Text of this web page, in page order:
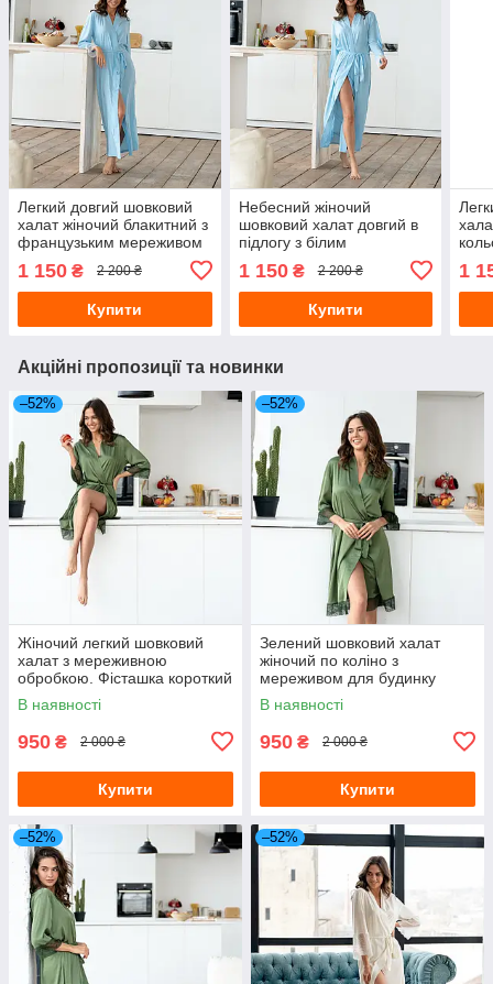
Легкий довгий шовковий
халат жіночий блакитний з
французьким мереживом
1 150 ₴ 2 200 ₴
Купити
Небесний жіночий
шовковий халат довгий в
підлогу з білим
1 150₴ 2 200 ₴
Купити
1
Акційні пропозиції та новинки
–52%
Жіночий легкий шовковий
халат з мереживною
обробкою. Фісташка короткий
В наявності
950 ₴ 2 000 ₴
Купити
–52%
Зелений шовковий халат
жіночий по коліно з
мереживом для будинку
В наявності
950 ₴ 2 000 ₴
Купити
–52% –52%